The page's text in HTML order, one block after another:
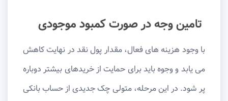
تامین وجه در صورت کمبود موجودی
با وجود هزینه های فعال، مقدار پول نقد در نهایت کاهش
می یابد و وجوه باید برای حمایت از خریدهای بیشتر دوباره
پر شود. در این مرحله، متولی چک جدیدی از حساب بانکی